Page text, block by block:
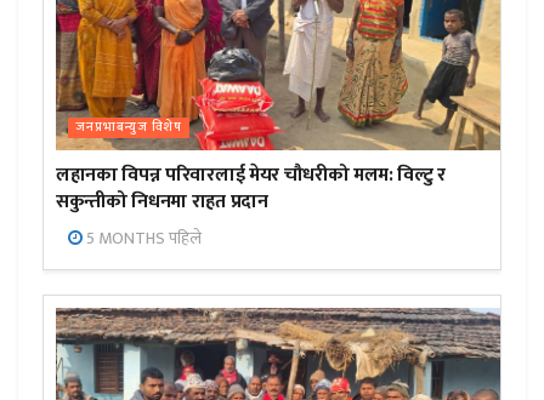
जनप्रभाबन्युज विशेष
लहानका विपन्न परिवारलाई मेयर चौधरीको मलम: विल्टु र
सकुन्तीको निधनमा राहत प्रदान
5 MONTHS पहिले